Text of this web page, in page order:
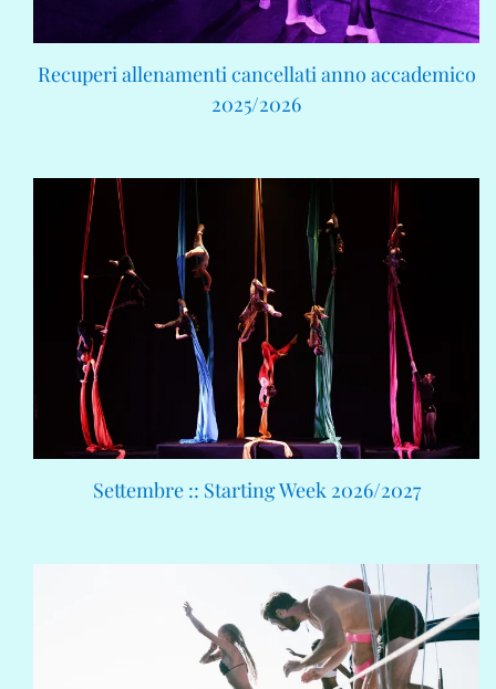
Recuperi allenamenti cancellati anno accademico
2025/2026
Settembre :: Starting Week 2026/2027